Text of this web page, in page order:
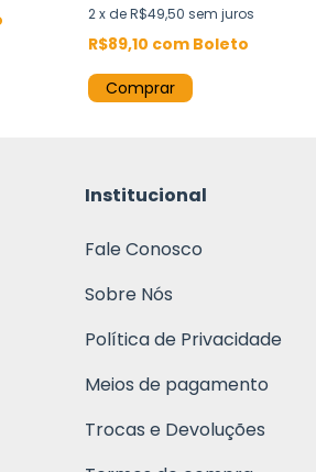
2 x deR$49,50 sem juros
R$89,10 com Boleto
Comprar
Institucional
Fale Conosco
Sobre Nós
Política de Privacidade
Meios de pagamento
Trocas e Devoluções